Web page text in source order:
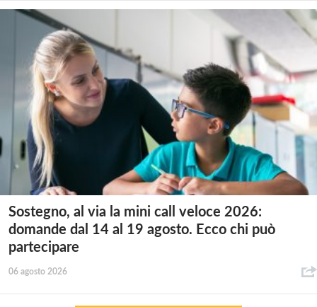
Sostegno, al via la mini call veloce 2026:
domande dal 14 al 19 agosto. Ecco chi può
partecipare
06 agosto 2026